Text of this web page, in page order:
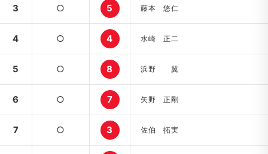
3 ○ 5 藤本 悠仁
4 ○ 4 水崎 正二
5 ○ 8 浜野 翼
6 ○ 7 矢野 正剛
7 ○ 3 佐伯 拓実